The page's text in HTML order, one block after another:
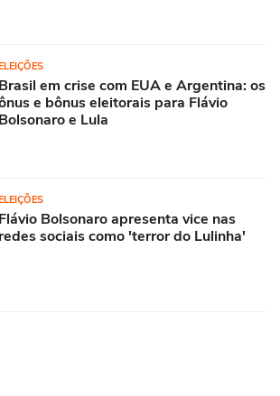
Brasil em crise com EUA e Argentina: os
e bônus eleitorais para Flávio
Bolsonaro e Lula
Flávio Bolsonaro apresenta vice nas
redes sociais como 'terror do Lulinha'